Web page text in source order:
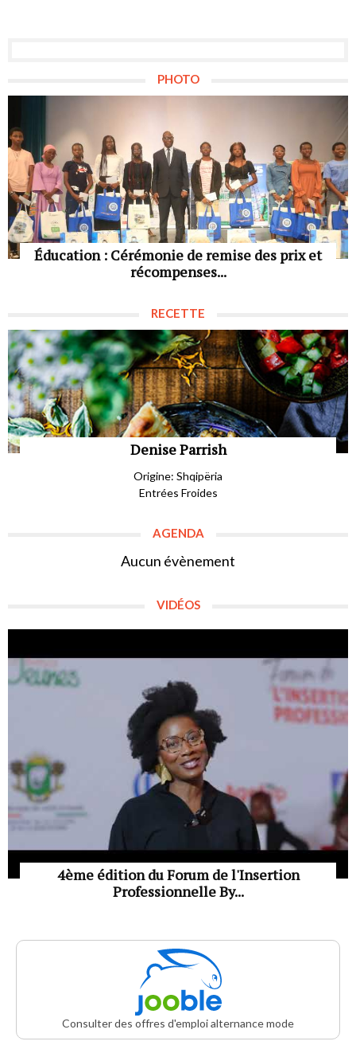
PHOTO
Éducation : Cérémonie de remise des prix et
récompenses...
RECETTE
Denise Parrish
Origine: Shqipëria
Entrées Froides
AGENDA
Aucun évènement
VIDÉOS
4ème édition du Forum de l'Insertion
Professionnelle By...
Consulter des offres d'emploi alternance mode